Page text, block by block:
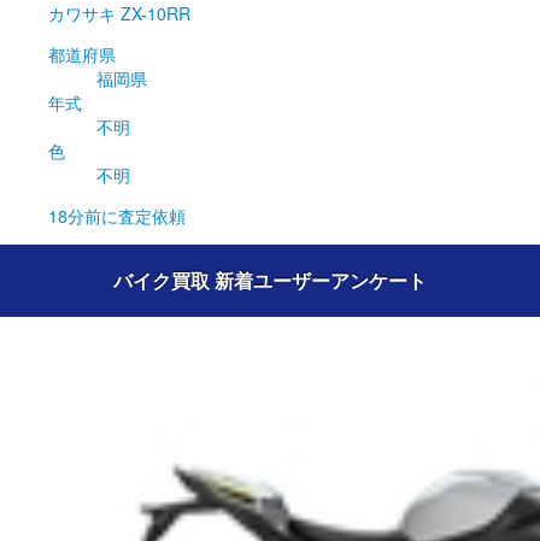
カワサキ ZX-10RR
都道府県
福岡県
年式
不明
色
不明
18分前に査定依頼
バイク買取 新着ユーザーアンケート